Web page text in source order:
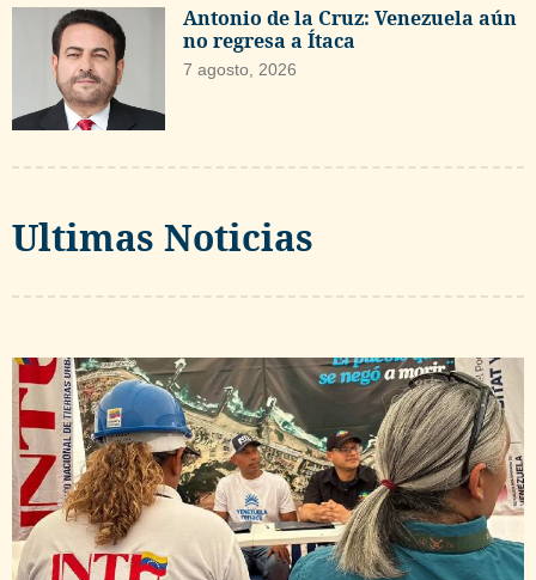
Antonio de la Cruz: Venezuela aún
no regresa a Ítaca
7 agosto, 2026
Ultimas Noticias